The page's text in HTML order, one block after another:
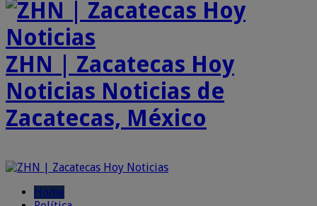
ZHN | Zacatecas Hoy
Noticias Noticias de
Zacatecas, México
Home